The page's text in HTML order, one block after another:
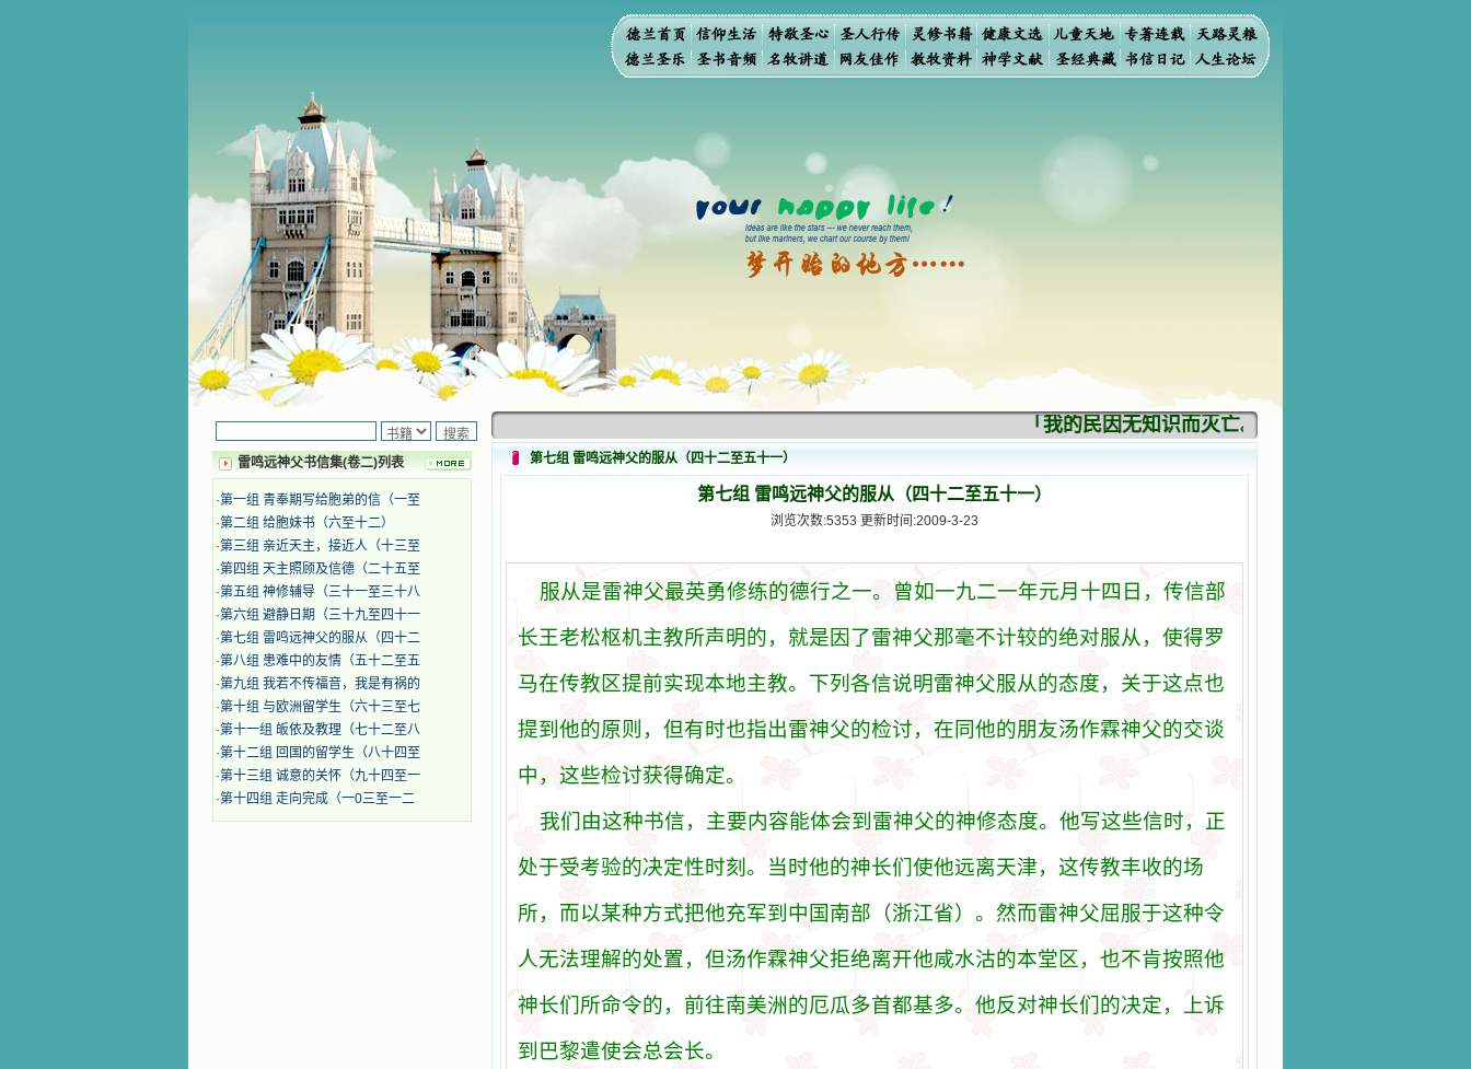
雷鸣远神父书信集(卷二)列表
·第一组 青奉期写给胞弟的信（一至
·第二组 给胞妹书（六至十二）
·第三组 亲近天主，接近人（十三至
·第四组 天主照顾及信德（二十五至
·第五组 神修辅导（三十一至三十八
·第六组 避静日期（三十九至四十一
·第七组 雷鸣远神父的服从（四十二
·第八组 患难中的友情（五十二至五
·第九组 我若不传福音，我是有祸的
·第十组 与欧洲留学生（六十三至七
·第十一组 皈依及教理（七十二至八
·第十二组 回国的留学生（八十四至
·第十三组 诚意的关怀（九十四至一
·第十四组 走向完成（一0三至一二
「我的民因无知识而灭亡。你弃掉知识，我也必弃掉
第七组 雷鸣远神父的服从（四十二至五十一）
第七组 雷鸣远神父的服从（四十二至五十一）
浏览次数:5353 更新时间:2009-3-23
服从是雷神父最英勇修练的德行之一。曾如一九二一年元月十四日， 传信部
长王老松枢机主教所声明的，就是因了雷神父那毫不计较的绝对服从 ，使得罗
马在传教区提前实现本地主教。下列各信说明雷神父服从的态度， 关于这点也
提到他的原则 ，但有时也指出雷神父的检讨，在同他的朋友汤作霖神父的交谈
中， 这些检讨获得确定。
我们 由这种书信，主要内容能体会到雷神父的神修态度。他写这些信时，正
处于受考验的决定性时刻。 当时他的神长们使他远离天津， 这传教丰收的场
所，而以某种方式把他充军到中 国南部（浙江省）。然而雷神父屈服于这种令
人无法理解的处置，但汤作霖神父拒绝离开他咸水沽的本堂区，也不肯按照他
神长们所命令的，前往南美洲的厄瓜多首都基多。他反对神长们的决定，上诉
到巴黎遣使会总会长。